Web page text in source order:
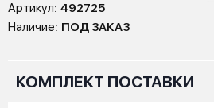
Артикул: 492725
Наличие: ПОД ЗАКАЗ
КОМПЛЕКТ ПОСТАВКИ